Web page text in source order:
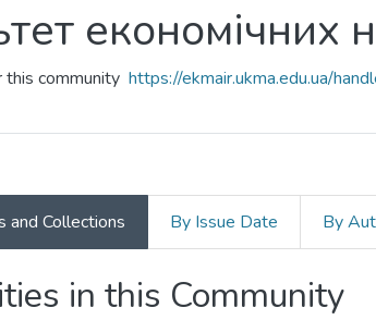
економічних
this community https://ekmair.ukma.edu.ua/
and Collections By Issue Date By
in this Community